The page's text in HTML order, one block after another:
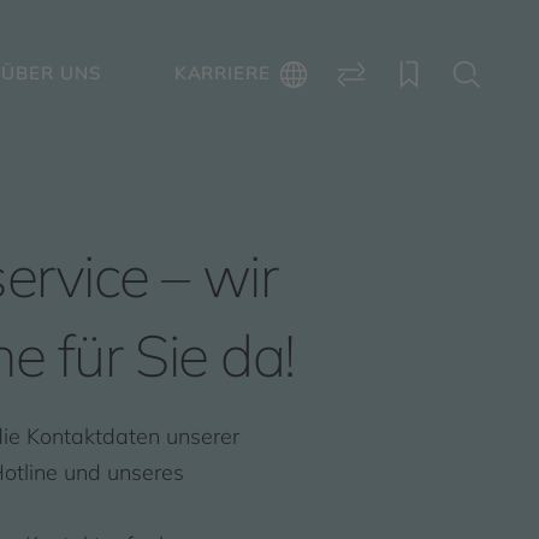
ÜBER UNS KARRIERE
– wir
für Sie da!
Kontaktdaten unserer
und unseres